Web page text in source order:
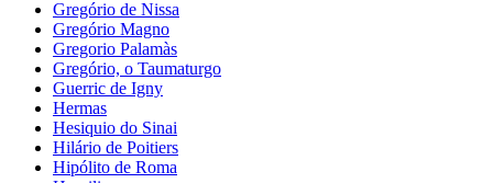
Gregório de Nissa
Gregório Magno
Gregorio Palamàs
Gregório, o Taumaturgo
Guerric de Igny
Hermas
Hesiquio do Sinai
Hilário de Poitiers
Hipólito de Roma